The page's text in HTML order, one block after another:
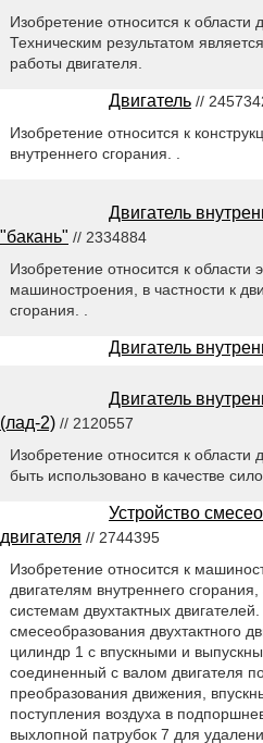
Изобретение относится к области
Техническим результатом
работы двигателя.
Двигатель //
Изобретение относится к
внутреннего сгорания. .
Двигатель
"бакань" // 2334884
Изобретение относится к области
машиностроения, в частности к
сгорания. .
Двигатель
Двигатель
(лад-2) // 2120557
Изобретение относится к области
быть использовано в качестве
Устройство
двигателя // 2744395
Изобретение относится к
двигателям внутреннего
системам двухтактных
смесеобразования двухтактного
цилиндр 1 с впускными и
соединенный с валом двигателя
преобразования движения,
поступления воздуха в
выхлопной патрубок 7 для